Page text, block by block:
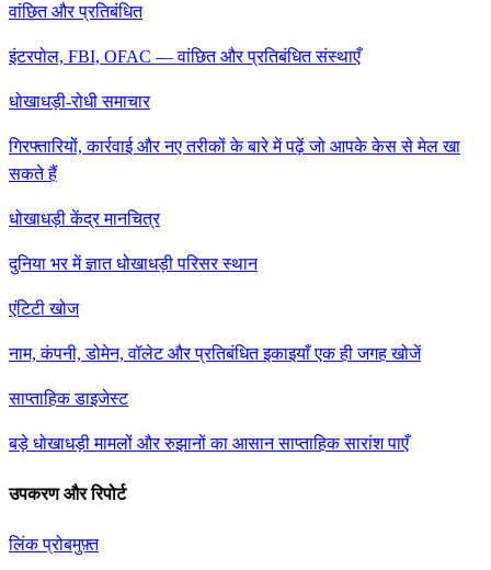
वांछित और प्रतिबंधित
इंटरपोल, FBI, OFAC — वांछित और प्रतिबंधित संस्थाएँ
धोखाधड़ी-रोधी समाचार
गिरफ्तारियों, कार्रवाई और नए तरीकों के बारे में पढ़ें जो आपके केस से मेल खा
सकते हैं
धोखाधड़ी केंद्र मानचित्र
दुनिया भर में ज्ञात धोखाधड़ी परिसर स्थान
एंटिटी खोज
नाम, कंपनी, डोमेन, वॉलेट और प्रतिबंधित इकाइयाँ एक ही जगह खोजें
साप्ताहिक डाइजेस्ट
बड़े धोखाधड़ी मामलों और रुझानों का आसान साप्ताहिक सारांश पाएँ
उपकरण और रिपोर्ट
लिंक प्रोबमुफ़्त